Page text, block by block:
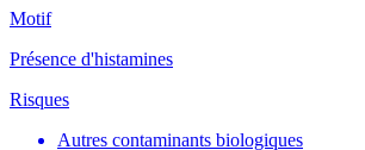
Motif
Présence d'histamines
Risques
Autres contaminants biologiques